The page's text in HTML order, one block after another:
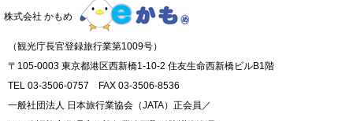
株式会社 かもめ
（観光庁長官登録旅行業第1009号）
〒105-0003 東京都港区西新橋1-10-2 住友生命西新橋ビルB1階
TEL 03-3506-0757 FAX 03-3506-8536
一般社団法人 日本旅行業協会（JATA）正会員／